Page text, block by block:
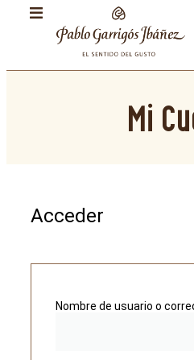
Mi
Acceder
Nombre de usuario o